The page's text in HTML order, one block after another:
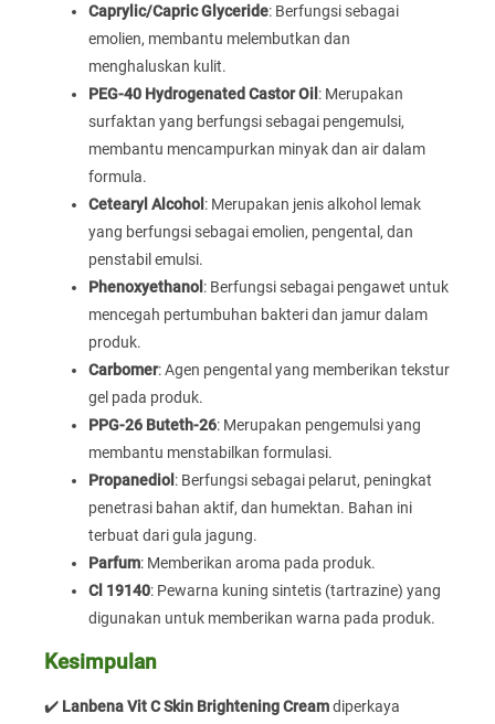
Caprylic/Capric Glyceride: Berfungsi sebagai
emolien, membantu melembutkan dan
menghaluskan kulit.
PEG-40 Hydrogenated Castor Oil : Merupakan
surfaktan yang berfungsi sebagai pengemulsi,
membantu mencampurkan minyak dan air dalam
formula.
Cetearyl Alcohol : Merupakan jenis alkohol lemak
yang berfungsi sebagai emolien, pengental, dan
penstabil emulsi.
Phenoxyethanol : Berfungsi sebagai pengawet untuk
mencegah pertumbuhan bakteri dan jamur dalam
produk.
Carbomer: Agen pengental yang memberikan tekstur
gel pada produk.
PPG-26 Buteth-26: Merupakan pengemulsi yang
membantu menstabilkan formulasi.
Propanediol : Berfungsi sebagai pelarut, peningkat
penetrasi bahan aktif, dan humektan. Bahan ini
terbuat dari gula jagung.
Parfum: Memberikan aroma pada produk.
Cl 19140: Pewarna kuning sintetis (tartrazine) yang
digunakan untuk memberikan warna pada produk.
Kesimpulan
✔️ Lanbena Vit C Skin Brightening Creamdiperkaya